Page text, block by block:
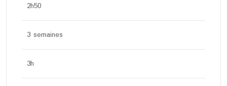
2h50
3 semaines
3h